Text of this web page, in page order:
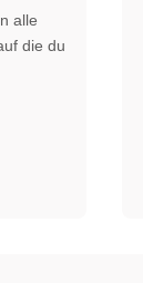
alle
die du